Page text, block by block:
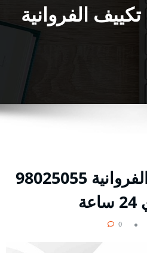
الفروانية
رقم هاتف تكييف الفروانية 98025055
0